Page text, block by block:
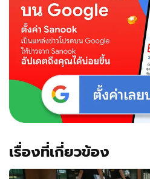
เรื่องที่เกี่ยวข้อง